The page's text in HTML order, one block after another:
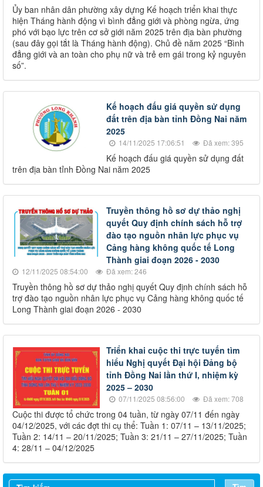
Ủy ban nhân dân phường xây dựng Kế hoạch triển khai thực
hiện Tháng hành động vì bình đẳng giới và phòng ngừa, ứng
phó với bạo lực trên cơ sở giới năm 2025 trên địa bàn phường
(sau đây gọi tắt là Tháng hành động). Chủ đề năm 2025 “Bình
đẳng giới và an toàn cho phụ nữ và trẻ em gái trong kỷ nguyên
số”.
Kế hoạch đấu giá quyền sử dụng
đất trên địa bàn tỉnh Đồng Nai năm
2025
14/11/2025 17:06:51 Đã xem: 395
Kế hoạch đấu giá quyền sử dụng đất
trên địa bàn tỉnh Đồng Nai năm 2025
Truyền thông hồ sơ dự thảo nghị
quyết Quy định chính sách hỗ trợ
đào tạo nguồn nhân lực phục vụ
Cảng hàng không quốc tế Long
Thành giai đoạn 2026 - 2030
12/11/2025 08:54:00 Đã xem: 246
Truyền thông hồ sơ dự thảo nghị quyết Quy định chính sách hỗ
trợ đào tạo nguồn nhân lực phục vụ Cảng hàng không quốc tế
Long Thành giai đoạn 2026 - 2030
Triển khai cuộc thi trực tuyến tìm
hiểu Nghị quyết Đại hội Đảng bộ
tỉnh Đồng Nai lần thứ I, nhiệm kỳ
2025 – 2030
07/11/2025 08:56:00 Đã xem: 708
Cuộc thi được tổ chức trong 04 tuần, từ ngày 07/11 đến ngày
04/12/2025, với các đợt thi cụ thể: Tuần 1: 07/11 – 13/11/2025;
Tuần 2: 14/11 – 20/11/2025; Tuần 3: 21/11 – 27/11/2025; Tuần
4: 28/11 – 04/12/2025